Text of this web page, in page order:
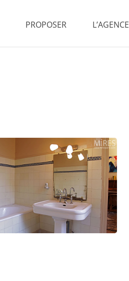
PROPOSER L’AGENCE